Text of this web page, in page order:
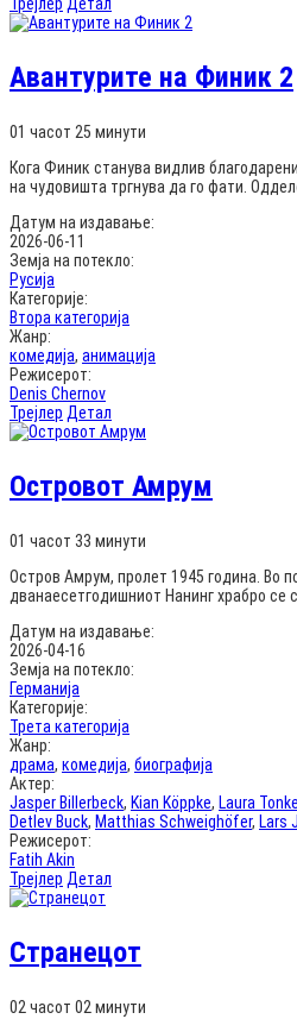
Трејлер Детал
Авантурите на Финик 2
01 часот 25 минути
Кога Финик станува видлив
на чудовишта тргнува да го фати.
Датум на издавање:
2026-06-11
Земја на потекло:
Русија
Категорије:
Втора категорија
Жанр:
комедија, анимација
Режисерот:
Denis Chernov
Трејлер Детал
Островот Амрум
01 часот 33 минути
Остров Амрум, пролет 1945 година. Во
дванаесетгодишниот Нанинг храбро се
Датум на издавање:
2026-04-16
Земја на потекло:
Германија
Категорије:
Трета категорија
Жанр:
драма, комедија, биографија
Актер:
Jasper Billerbeck, Kian Köppke, Laura Tonke
Detlev Buck, Matthias Schweighöfer, Lars
Режисерот:
Fatih Akin
Трејлер Детал
Странецот
02 часот 02 минути